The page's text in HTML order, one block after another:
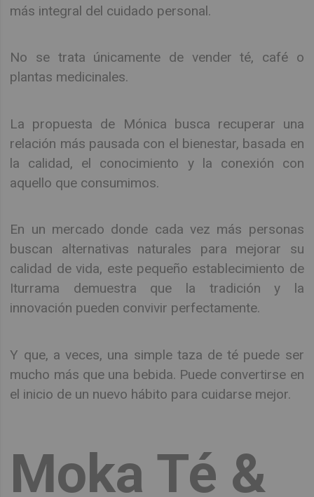
más integral del cuidado personal.
No se trata únicamente de vender té, café o
plantas medicinales.
La propuesta de Mónica busca recuperar una
relación más pausada con el bienestar, basada en
la calidad, el conocimiento y la conexión con
aquello que consumimos.
En un mercado donde cada vez más personas
buscan alternativas naturales para mejorar su
calidad de vida, este pequeño establecimiento de
Iturrama demuestra que la tradición y la
innovación pueden convivir perfectamente.
Y que, a veces, una simple taza de té puede ser
mucho más que una bebida. Puede convertirse en
el inicio de un nuevo hábito para cuidarse mejor.
Moka Té &